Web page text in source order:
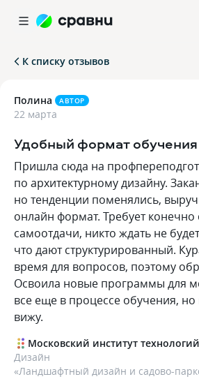
К списку отзывов
Полина АВТОР
22 марта
Удобный формат обучения
Пришла сюда на
по архитектурному дизайну.
но тенденции поменялись,
онлайн формат. Требует
самоотдачи, никто ждать не
что дают структурированный.
время для вопросов, поэтому
Освоила новые программы для
все еще в процессе обучения, но
вижу.
Московский институт
Дизайн
«Ландшафтный дизайн и садово-